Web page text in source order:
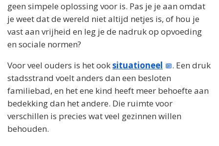
geen simpele oplossing voor is. Pas je je aan omdat
je weet dat de wereld niet altijd netjes is, of hou je
vast aan vrijheid en leg je de nadruk op opvoeding
en sociale normen?
Voor veel ouders is het ooksituationeel
. Een druk
stadsstrand voelt anders dan een besloten
familiebad, en het ene kind heeft meer behoefte aan
bedekking dan het andere. Die ruimte voor
verschillen is precies wat veel gezinnen willen
behouden.